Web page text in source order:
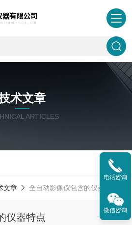
术文章
ARTICLES
文章 全自动影像仪包含的仪器特点
仪器特点
电话咨询
微信咨询